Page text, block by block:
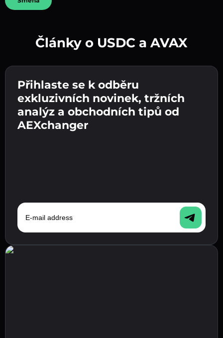
Zadejte adresu své kryptopeněženky 👉
pokračujte k dalšímu kroku.
Potvrďte svou totožnost 👉 pokračujte k
poslednímu kroku.
Odešlete vklad 👉 obdržíte kryptoměnu nebo
fiat měnu ve své peněžence.
Články o USDC a AVAX
Přihlaste se k odběru
exkluzivních novinek, tržních
analýz a obchodních tipů od
AEXchanger
E-mail address